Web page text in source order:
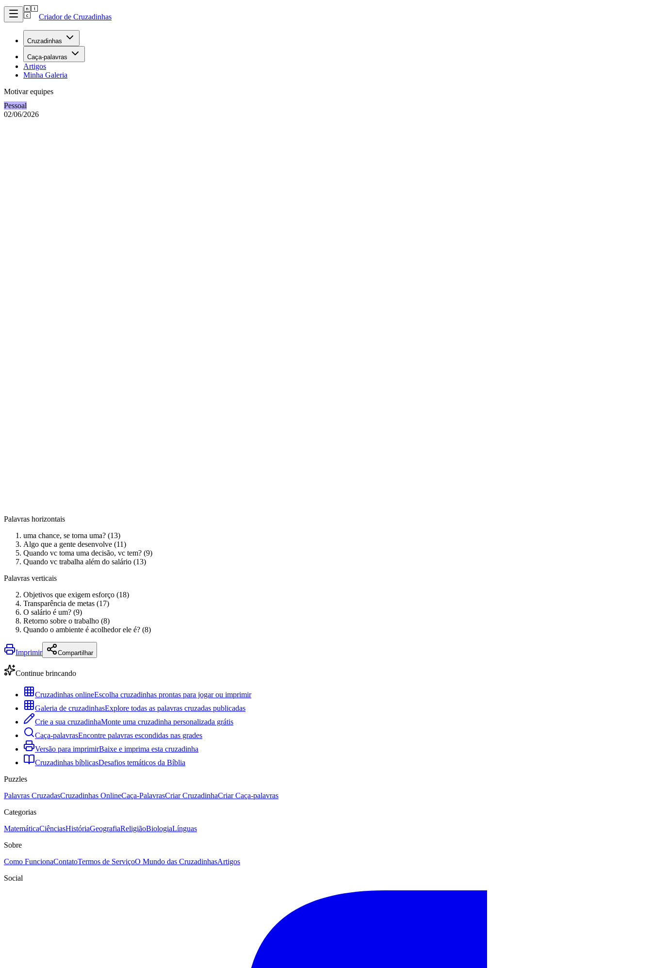
Criador de Cruzadinhas
Cruzadinhas
Caça-palavras
Artigos
Minha Galeria
Motivar equipes
Pessoal
02/06/2026
Palavras horizontais
uma chance, se torna uma? (13)
Algo que a gente desenvolve (11)
Quando vc toma uma decisão, vc tem? (9)
Quando vc trabalha além do salário (13)
Palavras verticais
Objetivos que exigem esforço (18)
Transparência de metas (17)
O salário é um? (9)
Retorno sobre o trabalho (8)
Quando o ambiente é acolhedor ele é? (8)
Imprimir Compartilhar
Continue brincando
Cruzadinhas onlineEscolha cruzadinhas prontas para jogar ou imprimir
Galeria de cruzadinhasExplore todas as palavras cruzadas publicadas
Crie a sua cruzadinhaMonte uma cruzadinha personalizada grátis
Caça-palavrasEncontre palavras escondidas nas grades
Versão para imprimirBaixe e imprima esta cruzadinha
Cruzadinhas bíblicasDesafios temáticos da Bíblia
Puzzles
Palavras CruzadasCruzadinhas OnlineCaça-PalavrasCriar CruzadinhaCriar Caça-palavras
Categorias
MatemáticaCiênciasHistóriaGeografiaReligiãoBiologiaLínguas
Sobre
Como FuncionaContatoTermos de ServiçoO Mundo das CruzadinhasArtigos
Social